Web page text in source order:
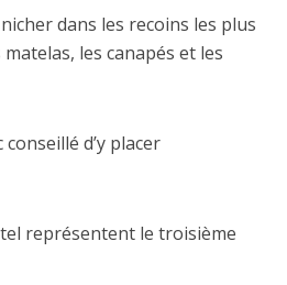
dans les recoins les plus
les canapés et les
d’y placer
représentent le troisième